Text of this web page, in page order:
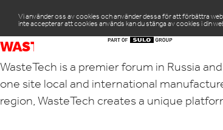
Vi använder oss av cookies och använder dessa för att förbättra
inte accepterar att cookies används kan du stänga av cookies i din
WASTETECH
WasteTech is a premier forum in Russia
one site local and international
region, WasteTech creates a unique